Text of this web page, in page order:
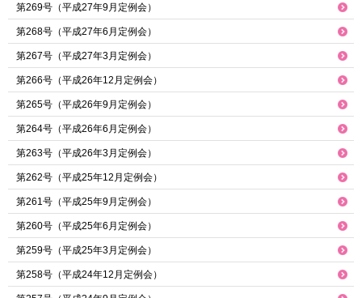
第269号（平成27年9月定例会）
第268号（平成27年6月定例会）
第267号（平成27年3月定例会）
第266号（平成26年12月定例会）
第265号（平成26年9月定例会）
第264号（平成26年6月定例会）
第263号（平成26年3月定例会）
第262号（平成25年12月定例会）
第261号（平成25年9月定例会）
第260号（平成25年6月定例会）
第259号（平成25年3月定例会）
第258号（平成24年12月定例会）